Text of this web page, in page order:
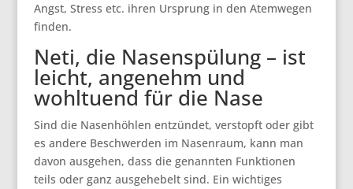
Angst, Stress etc. ihren Ursprung in den Atemwegen
finden.
Neti, die Nasenspülung – ist
leicht, angenehm und
wohltuend für die Nase
Sind die Nasenhöhlen entzündet, verstopft oder gibt
es andere Beschwerden im Nasenraum, kann man
davon ausgehen, dass die genannten Funktionen
teils oder ganz ausgehebelt sind. Ein wichtiges